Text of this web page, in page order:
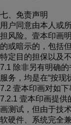
七、免责声明
用户同意由本人或
担风险。壹本印画
的或暗示的，包括
特定目的担保以及
7.1 除非另有明确
服务，均是在“按现
7.2 壹本印画对如
7.2.1 壹本印画提供
画测试，但由于技
软硬件、系统完全